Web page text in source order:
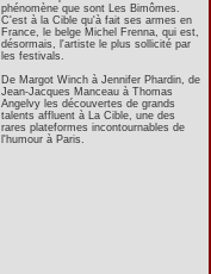
phénomène que sont Les Bimômes.
C'est à la Cible qu'à fait ses armes en
France, le belge Michel Frenna, qui est,
désormais, l'artiste le plus sollicité par
les festivals.
De Margot Winch à Jennifer Phardin, de
Jean-Jacques Manceau à Thomas
Angelvy les découvertes de grands
talents affluent à La Cible, une des
rares plateformes incontournables de
l'humour à Paris.